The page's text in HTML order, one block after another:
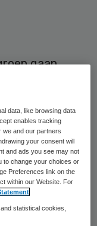
gaan
kennis en
Villa Pavia
Zorggroep
van
(Fr.), een
data, like browsing data
enables tracking
we and our partners
your consent will
and ads you see may not
to change your choices or
Preferences link on the
within our Website. For
statistical cookies,